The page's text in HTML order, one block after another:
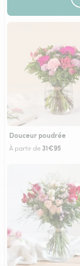
Douceur poudrée
À partir de 31€95